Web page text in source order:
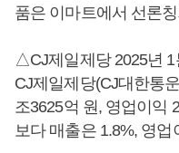
품은 이마트에서 선론
△CJ제일제당 2025년 1
CJ제일제당(CJ대한통
조3625억 원, 영업이익
보다 매출은 1.8%, 영업